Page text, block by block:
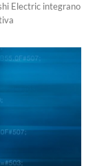
Electric integrano